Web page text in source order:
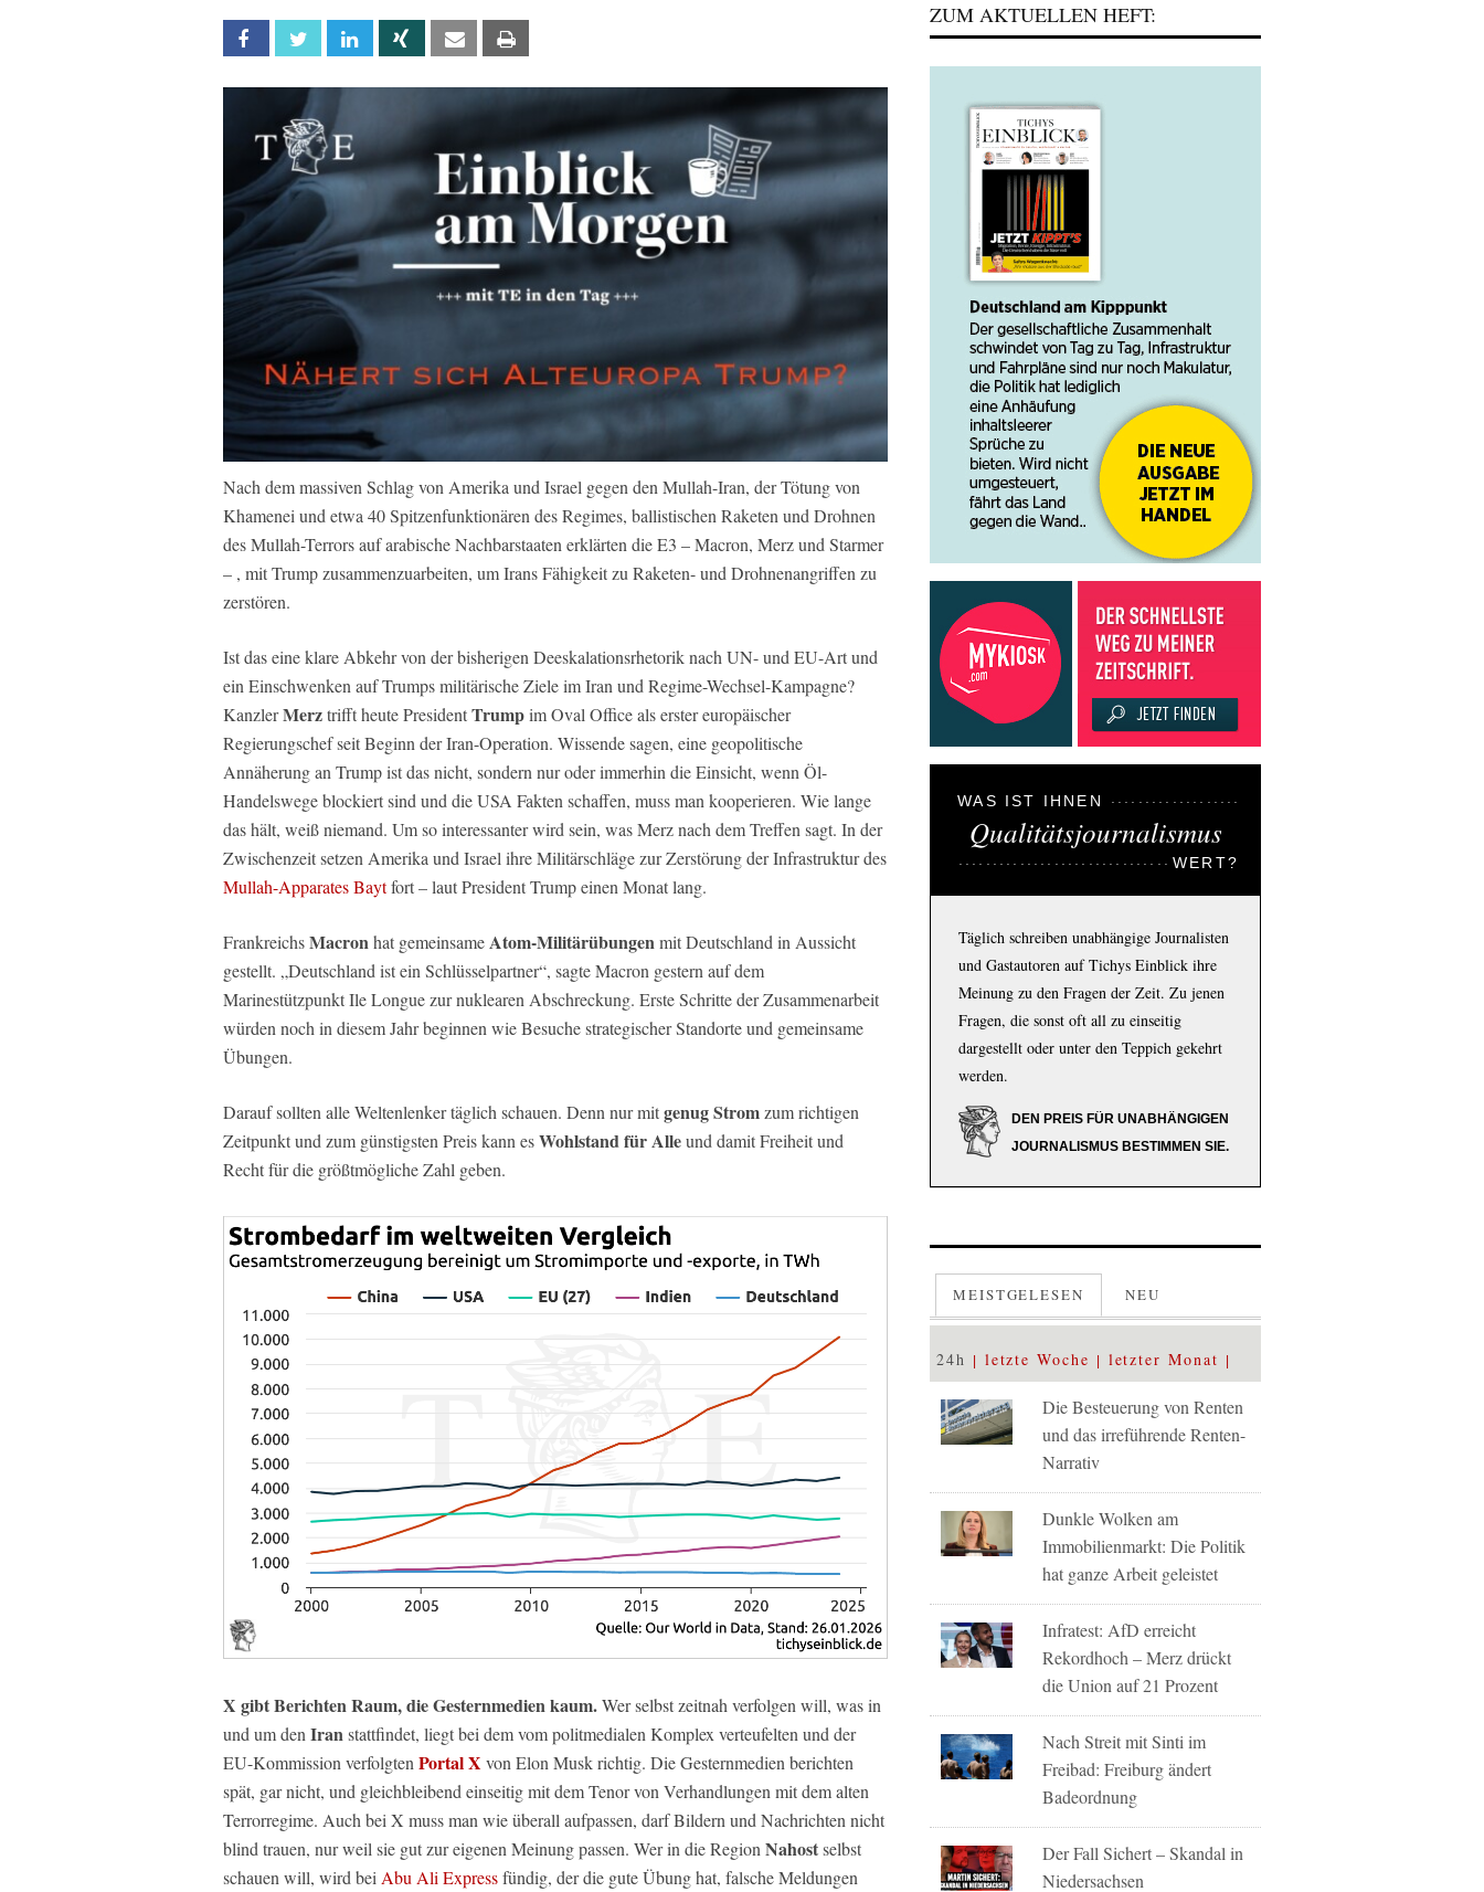
Facebook Twitter Linkedin Xing Email
Nach dem massiven Schlag von Amerika und Israel gegen den Mullah-Iran, der Tötung von
Khamenei und etwa 40 Spitzenfunktionären des Regimes, ballistischen Raketen und Drohnen
des Mullah-Terrors auf arabische Nachbarstaaten erklärten die E3 – Macron, Merz und Starmer
– , mit Trump zusammenzuarbeiten, um Irans Fähigkeit zu Raketen- und Drohnenangriffen zu
zerstören.
Ist das eine klare Abkehr von der bisherigen Deeskalationsrhetorik nach UN- und EU-Art und
ein Einschwenken auf Trumps militärische Ziele im Iran und Regime-Wechsel-Kampagne?
KanzlerMerztrifft heute PresidentTrumpim Oval Office als erster europäischer
Regierungschef seit Beginn der Iran-Operation. Wissende sagen, eine geopolitische
Annäherung an Trump ist das nicht, sondern nur oder immerhin die Einsicht, wenn Öl-
Handelswege blockiert sind und die USA Fakten schaffen, muss man kooperieren. Wie lange
das hält, weiß niemand. Um so interessanter wird sein, was Merz nach dem Treffen sagt. In der
Zwischenzeit setzen Amerika und Israel ihre Militärschläge zur Zerstörung der Infrastruktur des
Mullah-Apparates Baytfort – laut President Trump einen Monat lang.
FrankreichsMacronhat gemeinsameAtom-Militärübungenmit Deutschland in Aussicht
gestellt. „Deutschland ist ein Schlüsselpartner“, sagte Macron gestern auf dem
Marinestützpunkt Ile Longue zur nuklearen Abschreckung. Erste Schritte der Zusammenarbeit
würden noch in diesem Jahr beginnen wie Besuche strategischer Standorte und gemeinsame
Übungen.
Darauf sollten alle Weltenlenker täglich schauen. Denn nur mitgenug Stromzum richtigen
Zeitpunkt und zum günstigsten Preis kann esWohlstand für Alleund damit Freiheit und
Recht für die größtmögliche Zahl geben.
X gibt Berichten Raum, die Gesternmedien kaum.Wer selbst zeitnah verfolgen will, was in
und um den Iranstattfindet, liegt bei dem vom politmedialen Komplex verteufelten und der
EU-Kommission verfolgten Portal X von Elon Musk richtig. Die Gesternmedien berichten
spät, gar nicht, und gleichbleibend einseitig mit dem Tenor von Verhandlungen mit dem alten
Terrorregime. Auch bei X muss man wie überall aufpassen, darf Bildern und Nachrichten nicht
blind trauen, nur weil sie gut zur eigenen Meinung passen. Wer in die Region Nahostselbst
schauen will, wird bei Abu Ali Expressfündig, der die gute Übung hat, falsche Meldungen
ZUM AKTUELLEN HEFT:
WAS IST IHNEN
Qualitätsjournalismus
WERT?
Täglich schreiben unabhängige Journalisten
und Gastautoren auf Tichys Einblick ihre
Meinung zu den Fragen der Zeit. Zu jenen
Fragen, die sonst oft all zu einseitig
dargestellt oder unter den Teppich gekehrt
werden.
DEN PREIS FÜR UNABHÄNGIGEN
JOURNALISMUS BESTIMMEN SIE.
MEISTGELESEN NEU
24h letzte Woche letzter Monat
Die Besteuerung von Renten
und das irreführende Renten-
Narrativ
Dunkle Wolken am
Immobilienmarkt: Die Politik
hat ganze Arbeit geleistet
Infratest: AfD erreicht
Rekordhoch – Merz drückt
die Union auf 21 Prozent
Nach Streit mit Sinti im
Freibad: Freiburg ändert
Badeordnung
Der Fall Sichert – Skandal in
Niedersachsen